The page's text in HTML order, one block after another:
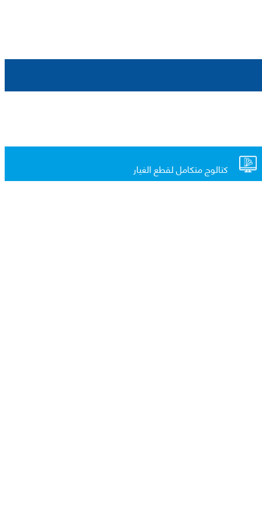
كتالوج متكامل لقطع الغيار